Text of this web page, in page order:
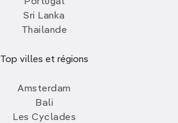
Sri Lanka
Thailande
Top villes et régions
Amsterdam
Bali
Les Cyclades